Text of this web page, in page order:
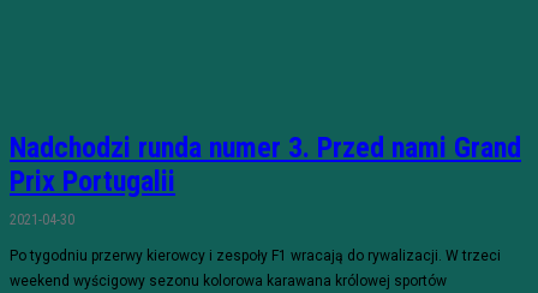
Nadchodzi runda numer 3. Przed nami Grand
Prix Portugalii
2021-04-30
Po tygodniu przerwy kierowcy i zespoły F1 wracają do rywalizacji. W trzeci
weekend wyścigowy sezonu kolorowa karawana królowej sportów